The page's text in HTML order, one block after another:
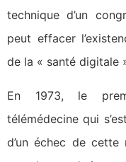
technique d’un
peut effacer
de la « santé digitale
En 1973, le
télémédecine qui
d’un échec de cette